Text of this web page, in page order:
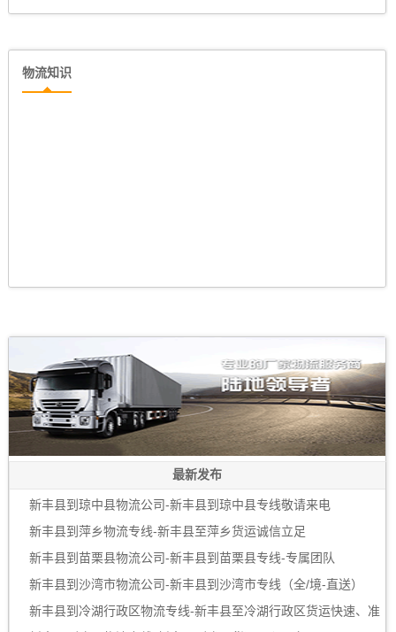
物流知识
最新发布
新丰县到琼中县物流公司-新丰县到琼中县专线敬请来电
新丰县到萍乡物流专线-新丰县至萍乡货运诚信立足
新丰县到苗栗县物流公司-新丰县到苗栗县专线-专属团队
新丰县到沙湾市物流公司-新丰县到沙湾市专线（全/境-直送）
新丰县到冷湖行政区物流专线-新丰县至冷湖行政区货运快速、准